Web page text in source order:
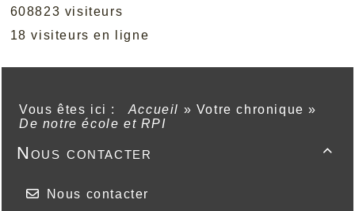
608823 visiteurs
18 visiteurs en ligne
Vous êtes ici : Accueil » Votre chronique »
De notre école et RPI

Nous contacter
Nous contacter